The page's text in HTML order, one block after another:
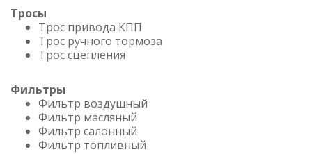
Тросы
Трос привода КПП
Трос ручного тормоза
Трос сцепления
Фильтры
Фильтр воздушный
Фильтр масляный
Фильтр салонный
Фильтр топливный